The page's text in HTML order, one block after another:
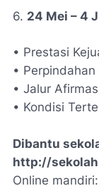
6. 24 Mei – 4
• Prestasi
•
• Jalur
• Kondisi
Dibantu
http://
Online mandiri: